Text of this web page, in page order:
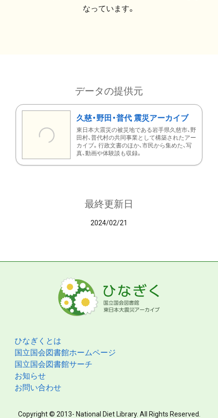
なっています。
データの提供元
久慈・野田・普代 震災アーカイブ
東日本大震災の被災地である岩手県久慈市、野
田村、普代村の共同事業として構築されたアー
カイブ。行政文書のほか、市民から集めた、写
真、動画や体験談も収録。
最終更新日
2024/02/21
ひなぎくとは
国立国会図書館ホームページ
国立国会図書館サーチ
お知らせ
お問い合わせ
Copyright © 2013- National Diet Library. All Rights Reserved.